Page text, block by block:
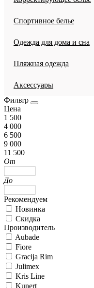
Спортивное белье
Одежда для дома и сна
Пляжная одежда
Аксессуары
Фильтр
Цена
1 500
4 000
6 500
9 000
11 500
От
До
Рекомендуем
Новинка
Скидка
Производитель
Aubade
Fiore
Gracija Rim
Julimex
Kris Line
Kunert